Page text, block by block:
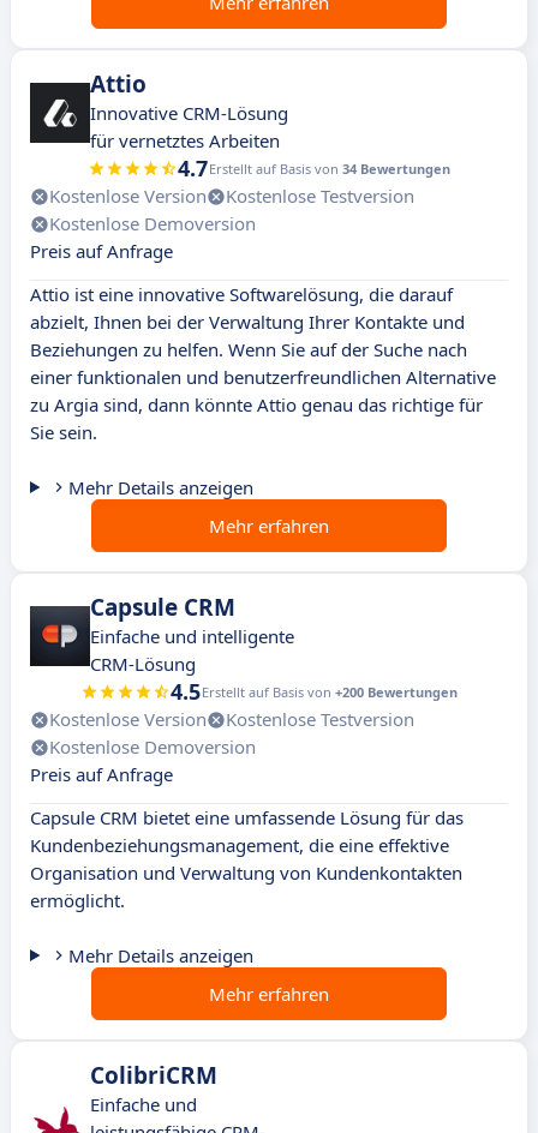
Attio
Innovative CRM-Lösung
für vernetztes Arbeiten
4.7Erstellt auf Basis von 34 Bewertungen
Kostenlose Version
Kostenlose Testversion
Kostenlose Demoversion
Preis auf Anfrage
Attio ist eine innovative Softwarelösung, die darauf
abzielt, Ihnen bei der Verwaltung Ihrer Kontakte und
Beziehungen zu helfen. Wenn Sie auf der Suche nach
einer funktionalen und benutzerfreundlichen Alternative
zu Argia sind, dann könnte Attio genau das richtige für
Sie sein.
Mehr Details anzeigen
Mehr erfahren
Capsule CRM
Einfache und intelligente
CRM-Lösung
4.5Erstellt auf Basis von +200 Bewertungen
Kostenlose Version
Kostenlose Testversion
Kostenlose Demoversion
Preis auf Anfrage
Capsule CRM bietet eine umfassende Lösung für das
Kundenbeziehungsmanagement, die eine effektive
Organisation und Verwaltung von Kundenkontakten
ermöglicht.
Mehr Details anzeigen
Mehr erfahren
ColibriCRM
Einfache und